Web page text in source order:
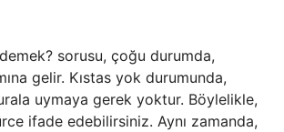
sorusu, çoğu durumda,
gelir. Kıstas yok durumunda,
uymaya gerek yoktur. Böylelikle,
ifade edebilirsiniz. Aynı zamanda,